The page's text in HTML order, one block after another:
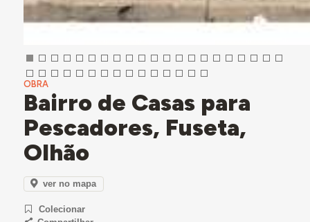
OBRA
Bairro de Casas para
Pescadores, Fuseta,
Olhão
ver no mapa
Colecionar